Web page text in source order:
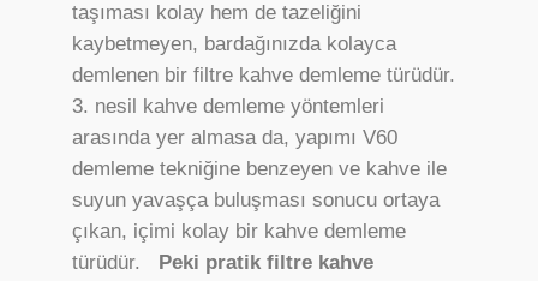
taşıması kolay hem de tazeliğini
kaybetmeyen, bardağınızda kolayca
demlenen bir filtre kahve demleme türüdür.
3. nesil kahve demleme yöntemleri
arasında yer almasa da, yapımı V60
demleme tekniğine benzeyen ve kahve ile
suyun yavaşça buluşması sonucu ortaya
çıkan, içimi kolay bir kahve demleme
türüdür. Peki pratik filtre kahve